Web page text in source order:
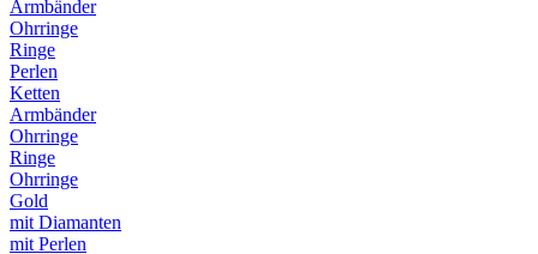
Armbänder
Ohrringe
Ringe
Perlen
Ketten
Armbänder
Ohrringe
Ringe
Ohrringe
Gold
mit Diamanten
mit Perlen